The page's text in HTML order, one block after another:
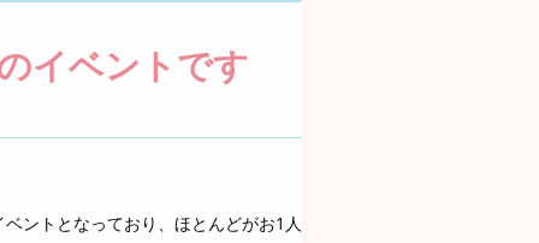
イベントです
ントとなっており、ほとんどがお1人